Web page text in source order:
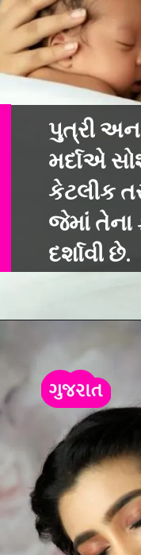
પુત્રી
મર્દાએ
કેટલીક
જેમાં તેના